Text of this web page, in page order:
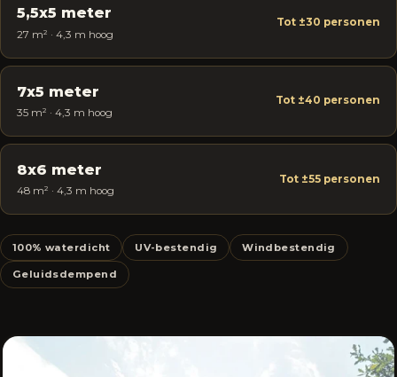
5,5x5 meter
27 m² · 4,3 m hoog
Tot ±30 personen
7x5 meter
35 m² · 4,3 m hoog
Tot ±40 personen
8x6 meter
48 m² · 4,3 m hoog
Tot ±55 personen
100% waterdicht UV-bestendig Windbestendig
Geluidsdempend